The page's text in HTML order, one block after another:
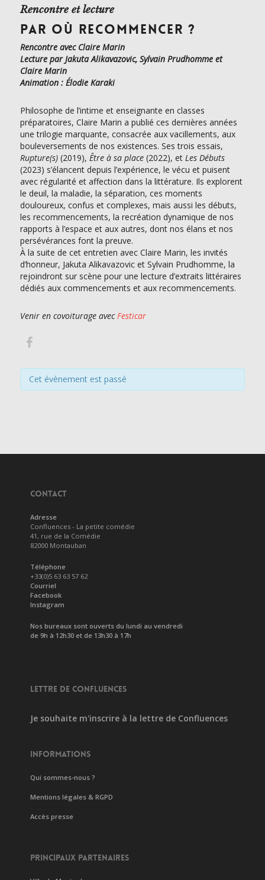
Rencontre et lecture
PAR OÙ RECOMMENCER ?
Rencontre avec Claire Marin
Lecture par Jakuta Alikavazovic, Sylvain Prudhomme et
Claire Marin
Animation : Élodie Karaki
Philosophe de l’intime et enseignante en classes
préparatoires, Claire Marin a publié ces dernières années
une trilogie marquante, consacrée aux vacillements, aux
bouleversements de nos existences. Ses trois essais,
Rupture(s)(2019), Être à sa place (2022), et Les Débuts
(2023) s’élancent depuis l’expérience, le vécu et puisent
avec régularité et affection dans la littérature. Ils explorent
le deuil, la maladie, la séparation, ces moments
douloureux, confus et complexes, mais aussi les débuts,
les recommencements, la recréation dynamique de nos
rapports à l’espace et aux autres, dont nos élans et nos
persévérances font la preuve.
À la suite de cet entretien avec Claire Marin, les invités
d’honneur, Jakuta Alikavazovic et Sylvain Prudhomme, la
rejoindront sur scène pour une lecture d’extraits littéraires
dédiés aux commencements et aux recommencements.
Venir en covoiturage avec Festicar
Cet évènement est passé
CONTACT
Adresse
Confluences - La petite comédie
41, rue de la Comédie
82000 Montauban
Téléphone
+33(0)5 63 63 57 62
Courriel
Facebook
Instagram
Nos bureaux sont ouverts du lundi au vendredi
de 9h à 12h30 et de 13h30 à 17h
LETTRE DE CONFLUENCES
Je souhaite m'inscrire à la lettre de Confluences
INFORMATIONS
Qui sommes-nous ?
Mentions légales & RGPD
Accès presse
PRINCIPAUX PARTENAIRES